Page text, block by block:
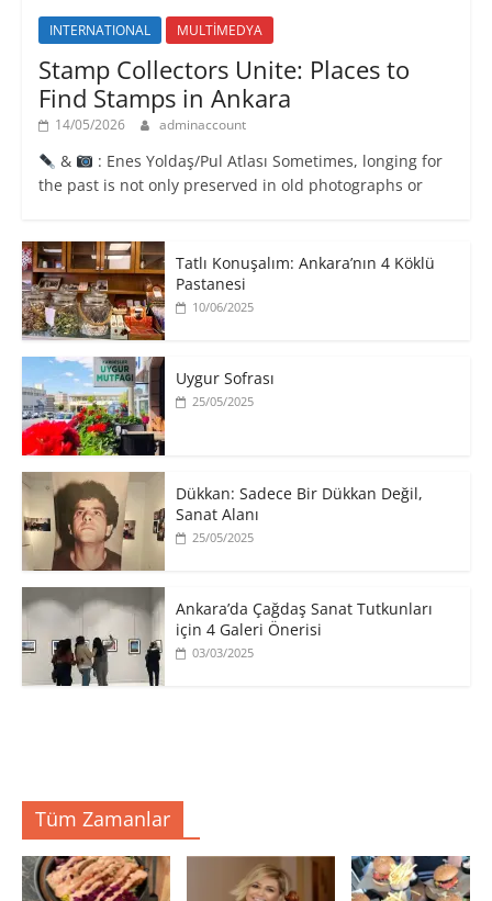
INTERNATIONAL MULTİMEDYA
Stamp Collectors Unite: Places to
Find Stamps in Ankara
14/05/2026 adminaccount
&
: Enes Yoldaş/Pul Atlası Sometimes, longing for
the past is not only preserved in old photographs or
Tatlı Konuşalım: Ankara’nın 4 Köklü
Pastanesi
10/06/2025
Uygur Sofrası
25/05/2025
​Dükkan: Sadece Bir Dükkan Değil,
Sanat Alanı
25/05/2025
Ankara’da Çağdaş Sanat Tutkunları
için 4 Galeri Önerisi
03/03/2025
Tüm Zamanlar